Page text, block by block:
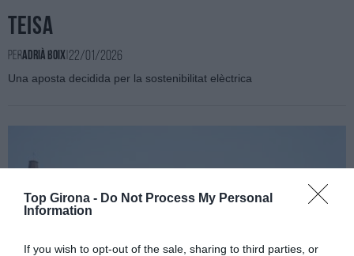
Top Girona - Do Not Process My Personal
Information
If you wish to opt-out of the sale, sharing to third parties, or
Teisa
PerAdrià Boix 22/01/2026
Una aposta decidida per la sostenibilitat elèctrica